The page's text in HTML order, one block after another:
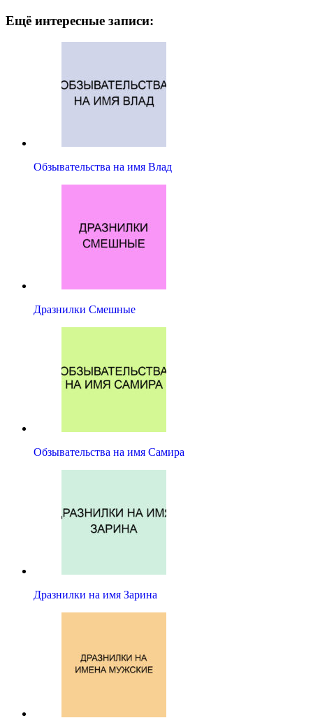
Ещё интересные записи:
Обзывательства на имя Влад
Дразнилки Смешные
Обзывательства на имя Самира
Дразнилки на имя Зарина